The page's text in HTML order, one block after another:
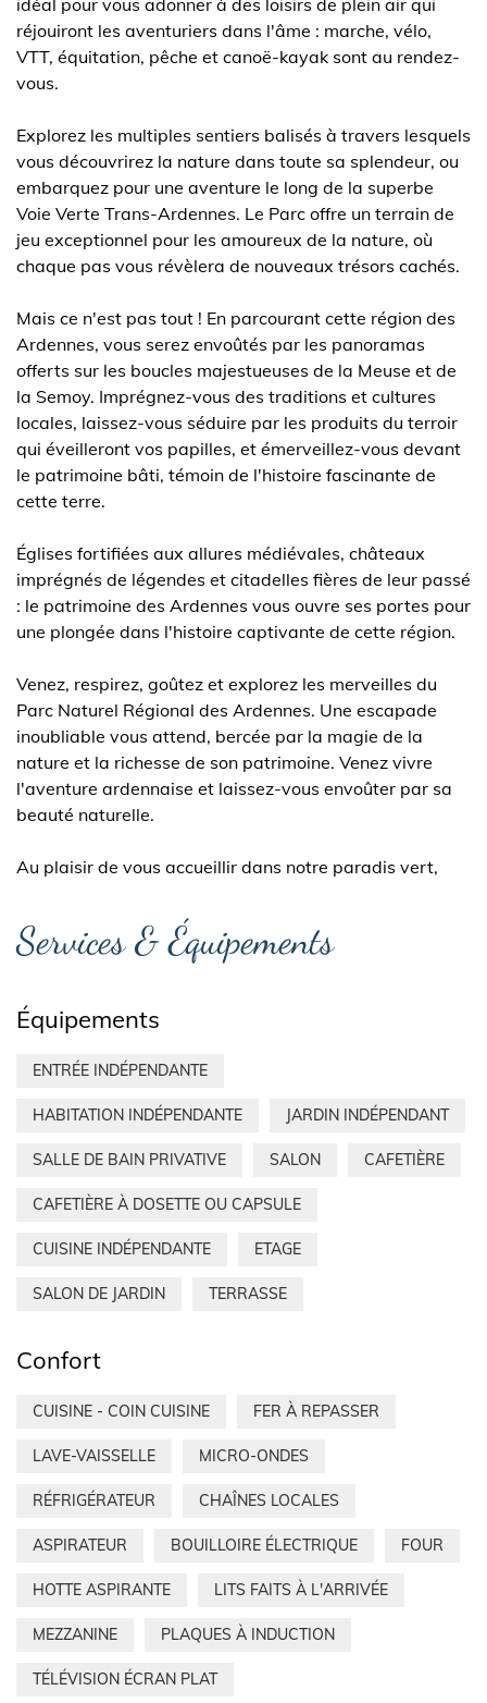
réjouiront les aventuriers dans l'âme : marche, vélo,
VTT, équitation, pêche et canoë-kayak sont au rendez-
vous.
Explorez les multiples sentiers balisés à travers lesquels
vous découvrirez la nature dans toute sa splendeur, ou
embarquez pour une aventure le long de la superbe
Voie Verte Trans-Ardennes. Le Parc offre un terrain de
jeu exceptionnel pour les amoureux de la nature, où
chaque pas vous révèlera de nouveaux trésors cachés.
Mais ce n'est pas tout ! En parcourant cette région des
Ardennes, vous serez envoûtés par les panoramas
offerts sur les boucles majestueuses de la Meuse et de
la Semoy. Imprégnez-vous des traditions et cultures
locales, laissez-vous séduire par les produits du terroir
qui éveilleront vos papilles, et émerveillez-vous devant
le patrimoine bâti, témoin de l'histoire fascinante de
cette terre.
Églises fortifiées aux allures médiévales, châteaux
imprégnés de légendes et citadelles fières de leur passé
: le patrimoine des Ardennes vous ouvre ses portes pour
une plongée dans l'histoire captivante de cette région.
Venez, respirez, goûtez et explorez les merveilles du
Parc Naturel Régional des Ardennes. Une escapade
inoubliable vous attend, bercée par la magie de la
nature et la richesse de son patrimoine. Venez vivre
l'aventure ardennaise et laissez-vous envoûter par sa
beauté naturelle.
Au plaisir de vous accueillir dans notre paradis vert,
Services & Équipements
Équipements
ENTRÉE INDÉPENDANTE
HABITATION INDÉPENDANTE JARDIN INDÉPENDANT
SALLE DE BAIN PRIVATIVE SALON CAFETIÈRE
CAFETIÈRE À DOSETTE OU CAPSULE
CUISINE INDÉPENDANTE ETAGE
SALON DE JARDIN TERRASSE
Confort
CUISINE - COIN CUISINE FER À REPASSER
LAVE-VAISSELLE MICRO-ONDES
RÉFRIGÉRATEUR CHAÎNES LOCALES
ASPIRATEUR BOUILLOIRE ÉLECTRIQUE FOUR
HOTTE ASPIRANTE LITS FAITS À L'ARRIVÉE
MEZZANINE PLAQUES À INDUCTION
TÉLÉVISION ÉCRAN PLAT